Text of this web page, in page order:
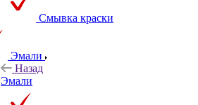
Смывка краски
Эмали
Назад
Эмали